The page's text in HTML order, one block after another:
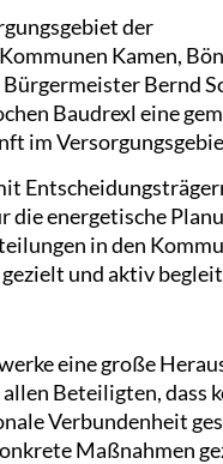
der
Kamen,
Bernd
Baudrexl eine
im
die energetische
in den
und aktiv
eine große
Beteiligten, dass
Verbundenheit
Maßnahmen